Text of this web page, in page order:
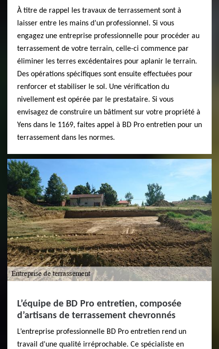
À titre de rappel les travaux de terrassement sont à
laisser entre les mains d’un professionnel. Si vous
engagez une entreprise professionnelle pour procéder au
terrassement de votre terrain, celle-ci commence par
éliminer les terres excédentaires pour aplanir le terrain.
Des opérations spécifiques sont ensuite effectuées pour
renforcer et stabiliser le sol. Une vérification du
nivellement est opérée par le prestataire. Si vous
envisagez de construire un bâtiment sur votre propriété à
Yens dans le 1169, faites appel à BD Pro entretien pour un
terrassement dans les normes.
L’équipe de BD Pro entretien, composée
d’artisans de terrassement chevronnés
L’entreprise professionnelle BD Pro entretien rend un
travail d’une qualité irréprochable. Ce spécialiste en